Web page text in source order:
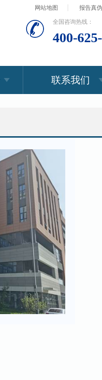
网站地图 报告真
全国咨询热线：
400-
联系我们